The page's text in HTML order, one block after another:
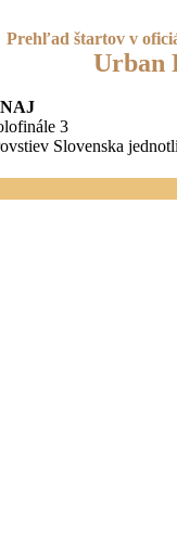
Prehľad štartov v
Urban
3
Slovenska